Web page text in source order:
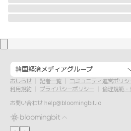
韓国経済メディアグループ
おしらせ 記者一覧
コミュニティ運営ポリシ
利用規約
プライバシーポリシー
倫理規範
お問い合わせ help@bloomingbit.io